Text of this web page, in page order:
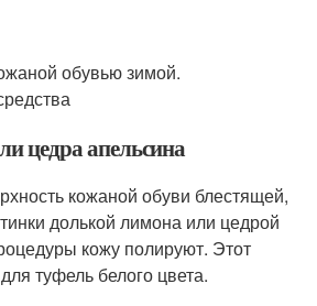
цедра апельсина
кожаной обуви блестящей,
долькой лимона или цедрой
кожу полируют. Этот
туфель белого цвета.